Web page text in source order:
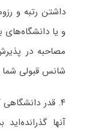
داشتن رتبه و
و یا
مصاحبه در
شانس قبولی شما
۴. قدر
آنها